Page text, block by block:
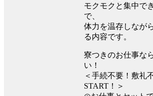
モクモクと集中で
で、
体力を温存しなが
る内容です。
寮つきのお仕事な
い！
＜手続不要！敷礼
START！＞